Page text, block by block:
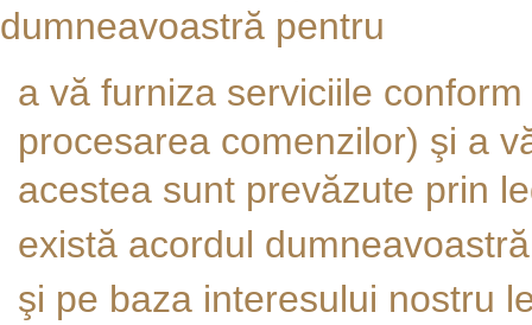
dumneavoastră pentru
a vă furniza serviciile
procesarea comenzilor) şi a
acestea sunt prevăzute prin
există acordul
şi pe baza interesului nostru